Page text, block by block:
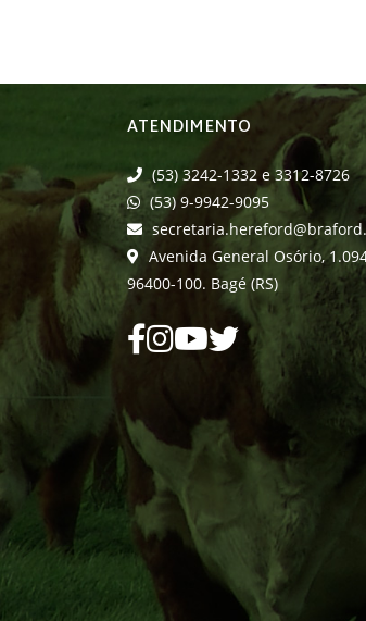
ATENDIMENTO
(53) 3242-1332 e 3312-8726
(53) 9-9942-9095
Avenida General Osório,
96400-100. Bagé (RS)